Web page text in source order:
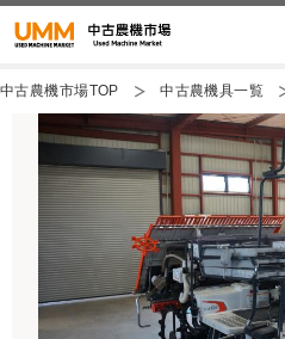
中古農機市場TOP 中古農機具一覧